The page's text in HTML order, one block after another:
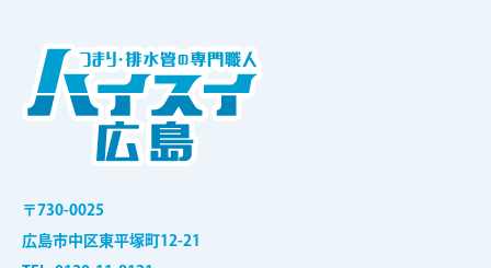
〒730-0025
広島市中区東平塚町12-21